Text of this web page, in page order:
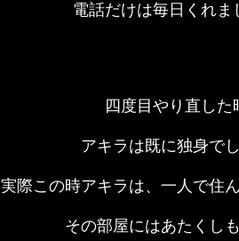
電話だけは毎日くれま
四度目やり直した
アキラは既に独身で
実際この時アキラは、一人で住
その部屋にはあたくし